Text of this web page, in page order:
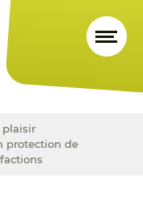
plaisir
protection de